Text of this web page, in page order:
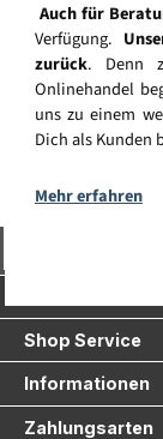
Auch für
Verfügung.
zurück. Denn
Onlinehandel
uns zu einem
Dich als Kunden
Mehr erfahren
Shop Service
Informationen
Zahlungsarten